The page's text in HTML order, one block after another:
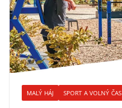
MALÝ HÁJ SPORT A VOLNÝ ČAS